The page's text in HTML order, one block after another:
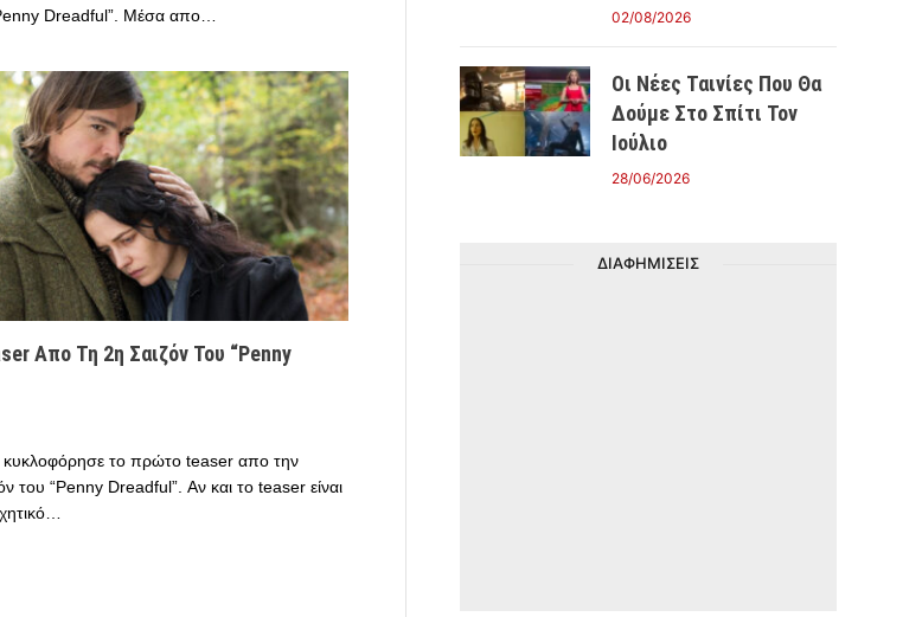
Dreadful”. Μέσα απο…
Απο Τη 2η Σαιζόν Του “Penny
κυκλοφόρησε το πρώτο teaser απο την
του “Penny Dreadful”. Αν και το teaser είναι
02/08/2026
Οι Νέες Ταινίες Που Θα
Δούμε Στο Σπίτι Τον
Ιούλιο
28/06/2026
ΔΙΑΦΗΜΙΣΕΙΣ